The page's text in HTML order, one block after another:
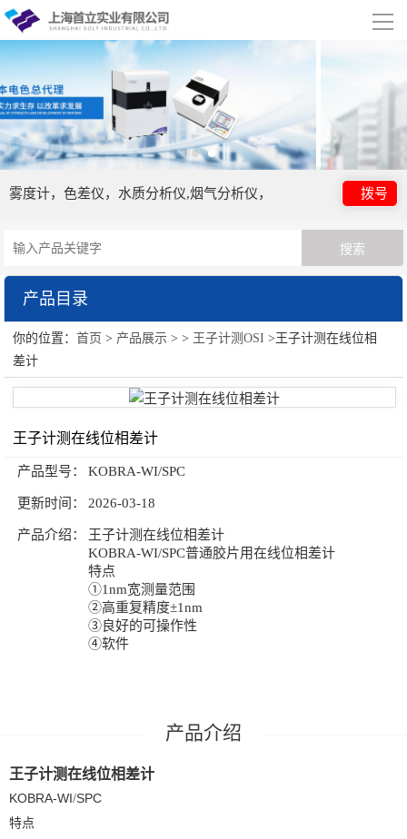
导
网站首页
关于我们
公司简介 合作伙伴
行业应用
视频展示
公司新闻
联系我们
雾度计，色差仪，水质分析仪,烟气分析仪， 拨号
产品目录
王子计测OSI
你的位置：首页 > 产品展示 > > 王子计测OSI >王子计测在线位相
差计
王子计测在线位相差计
产品型号： KOBRA-WI/SPC
更新时间： 2026-03-18
产品介绍：
王子计测在线位相差计
KOBRA-WI/SPC普通胶片用在线位相差计
特点
①1nm宽测量范围
②高重复精度±1nm
③良好的可操作性
④软件
产品介绍
王子计测在线位相差计
KOBRA-WI/SPC
特点